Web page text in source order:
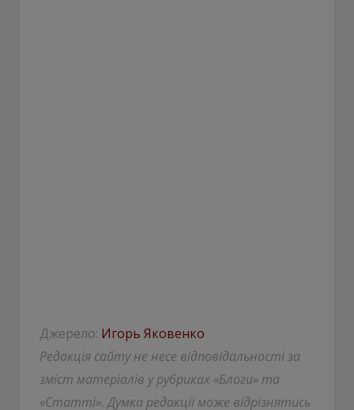
Джерело: Игорь Яковенко
Редакція сайту не несе відповідальності за
зміст матеріалів у рубриках «Блоги» та
«Статті». Думка редакції може відрізнятись